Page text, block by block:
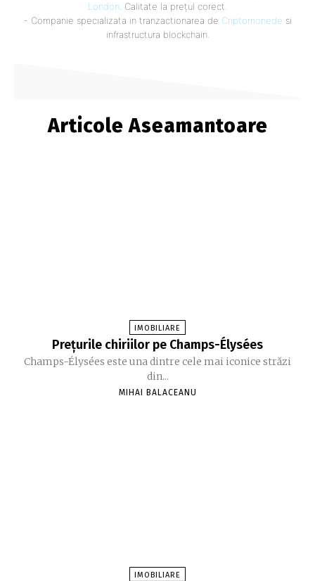
London. Calitate la prețul corect.
- Companie specializata in tranzactionarea de Criptomonede si
infrastructura blockchain.
Articole Aseamantoare
IMOBILIARE
Prețurile chiriilor pe Champs-Élysées
Champs-Élysées este una dintre cele mai iconice străzi
din...
MIHAI BALACEANU
IMOBILIARE